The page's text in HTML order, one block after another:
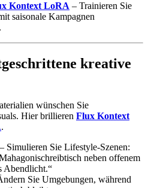
Kontext LoRA – Trainieren Sie
saisonale Kampagnen
kreative
wünschen Sie
Hier brillieren Flux Kontext
.
– Simulieren Sie Lifestyle-Szenen:
neben offenem
Abendlicht.“
Sie Umgebungen, während